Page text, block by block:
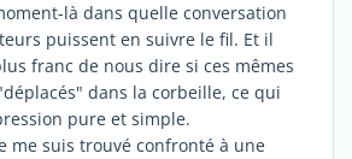
là dans quelle conversation
puissent en suivre le fil. Et il
franc de nous dire si ces mêmes
dans la corbeille, ce qui
pure et simple.
me suis trouvé confronté à une